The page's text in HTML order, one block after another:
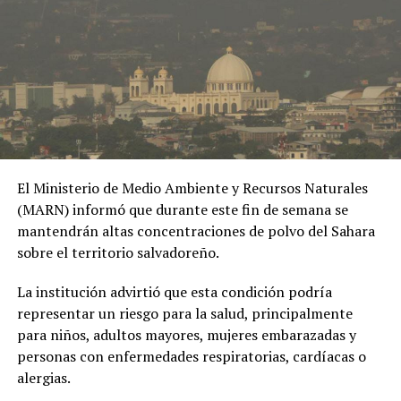
extramatrimoniales y el uso de material íntimo como
herramienta de chantaje.
#OPINE. El Gaula de la
Policía capturó en
Ibagué a una joven de
19 años señalada de
extorsionar al hombre
con quien sostuvo una
relación
extramatrimonial, a
quien amenazaba con
exponer material íntimo
y contarle a su esposa
El Ministerio de Medio Ambiente y Recursos Naturales
(MARN) informó que durante este fin de semana se
mantendrán altas concentraciones de polvo del Sahara
sobre el territorio salvadoreño.
La institución advirtió que esta condición podría
representar un riesgo para la salud, principalmente
para niños, adultos mayores, mujeres embarazadas y
personas con enfermedades respiratorias, cardíacas o
alergias.